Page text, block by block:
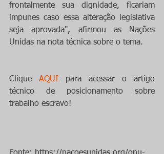
frontalmente sua dignidade, ficariam
impunes caso essa alteração legislativa
seja aprovada", afirmou as Nações
Unidas na nota técnica sobre o tema.
Clique AQUI para acessar o artigo
técnico de posicionamento sobre
trabalho escravo!